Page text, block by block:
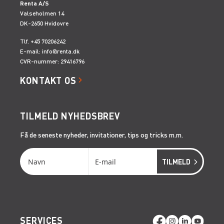
Renta A/S
Valseholmen 14
DK-2650 Hvidovre
Tlf. +45 70206242
E-mail: info@renta.dk
CVR-nummer: 29416796
KONTAKT OS
TILMELD NYHEDSBREV
Få de seneste nyheder, invitationer, tips og tricks m.m.
SERVICES